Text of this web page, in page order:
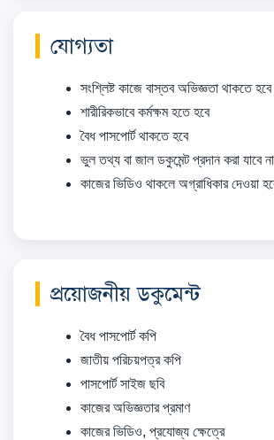
যোগ্যতা
সংশ্লিষ্ট কাজে বাস্তব অভিজ্ঞতা থাকতে হবে
শারীরিকভাবে কর্মক্ষম হতে হবে
বৈধ পাসপোর্ট থাকতে হবে
ভুল তথ্য বা জাল ডকুমেন্ট প্রদান করা যাবে না
কাজের ভিডিও থাকলে অগ্রাধিকার দেওয়া
প্রয়োজনীয় ডকুমেন্ট
বৈধ পাসপোর্ট কপি
জাতীয় পরিচয়পত্র কপি
পাসপোর্ট সাইজ ছবি
কাজের অভিজ্ঞতার প্রমাণ
কাজের ভিডিও, প্রযোজ্য ক্ষেত্রে